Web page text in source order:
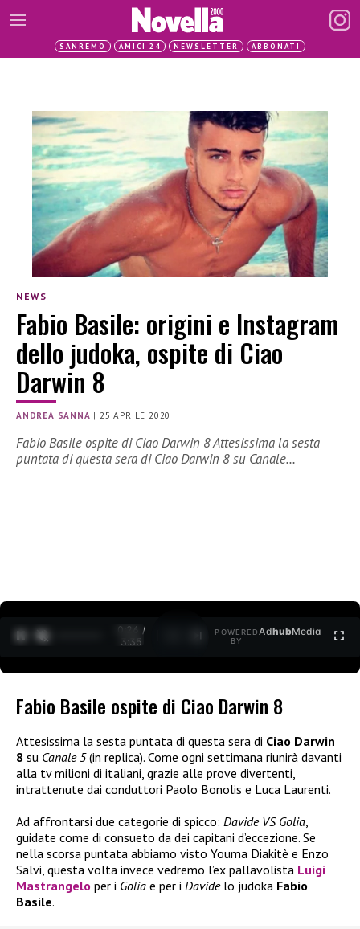
SANREMO AMICI 24 NEWSLETTER ABBONATI
NEWS
Fabio Basile: origini e Instagram
dello judoka, ospite di Ciao
Darwin 8
ANDREA SANNA |25 APRILE 2020
Fabio Basile ospite di Ciao Darwin 8 Attesissima la sesta
puntata di questa sera di Ciao Darwin 8 su Canale…
0:27 /
3:35
POWERED
BY
AdhubMedia
Fabio Basile ospite di Ciao Darwin 8
Attesissima la sesta puntata di questa sera di Ciao Darwin
8 su Canale 5(in replica). Come ogni settimana riunirà davanti
alla tv milioni di italiani, grazie alle prove divertenti,
intrattenute dai conduttori Paolo Bonolis e Luca Laurenti.
Ad affrontarsi due categorie di spicco: Davide VS Golia,
guidate come di consueto da dei capitani d’eccezione. Se
nella scorsa puntata abbiamo visto Youma Diakitè e Enzo
Salvi, questa volta invece vedremo l’ex pallavolista Luigi
Mastrangelo per i Golia e per i Davidelo judoka Fabio
Basile.